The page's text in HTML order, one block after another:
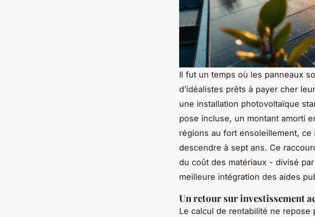
Il fut un temps où les panneaux
d’idéalistes prêts à payer cher
une installation photovoltaïque
pose incluse, un montant amorti
régions au fort ensoleillement,
descendre à sept ans. Ce
du coût des matériaux - divisé
meilleure intégration des aides
Un retour sur investissement
Le calcul de rentabilité ne